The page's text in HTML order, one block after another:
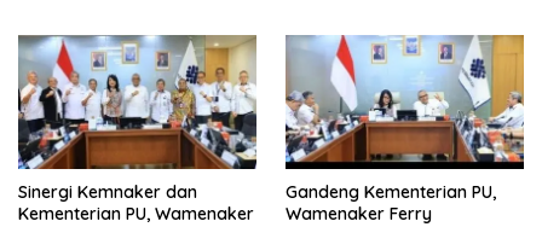
Sinergi Kemnaker dan
Kementerian PU, Wamenaker
Gandeng Kementerian PU,
Wamenaker Ferry